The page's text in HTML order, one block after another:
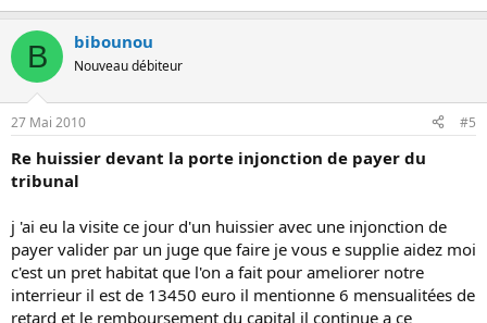
B bibounou
Nouveau débiteur
27 Mai 2010 #5
Re huissier devant la porte injonction de payer du
tribunal
j 'ai eu la visite ce jour d'un huissier avec une injonction de
payer valider par un juge que faire je vous e supplie aidez moi
c'est un pret habitat que l'on a fait pour ameliorer notre
interrieur il est de 13450 euro il mentionne 6 mensualitées de
retard et le remboursement du capital il continue a ce